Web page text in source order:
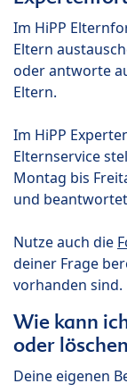
Im HiPP
Eltern
oder antworte
Eltern.
Im HiPP
Elternservice
Montag bis
und
Nutze auch die
deiner Frage
vorhanden sind.
Wie kann
oder
Deine eigenen